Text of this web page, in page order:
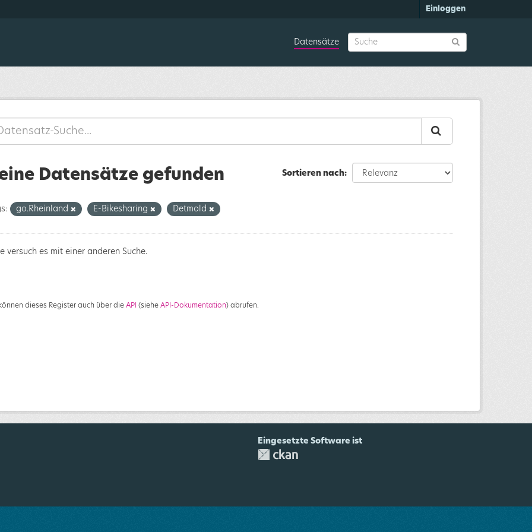
Einloggen
Datensätze
Sortieren nach
Datensätze gefunden
go.Rheinland E-Bikesharing Detmold
versuch es mit einer anderen Suche.
dieses Register auch über die API (siehe API-Dokumentation) abrufen.
Eingesetzte Software ist